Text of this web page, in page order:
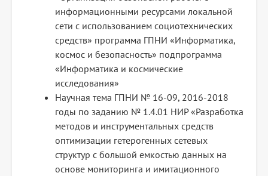
информационными ресурсами локальной
сети с использованием социотехнических
средств» программа ГПНИ «Информатика,
космос и безопасность» подпрограмма
«Информатика и космические
исследования»
Научная тема ГПНИ № 16-09, 2016-2018
годы по заданию № 1.4.01 НИР «Разработка
методов и инструментальных средств
оптимизации гетерогенных сетевых
структур с большой емкостью данных на
основе мониторинга и имитационного